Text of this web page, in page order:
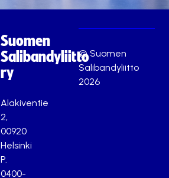
Suomen
Salibandyliitto
ry
Alakiventie
2,
00920
Helsinki
P.
0400-
© Suomen
Salibandyliitto
2026